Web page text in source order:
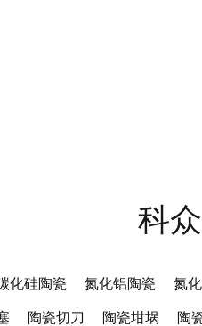
科
化硅陶瓷 氮化铝陶瓷 氮
陶瓷切刀 陶瓷坩埚 陶